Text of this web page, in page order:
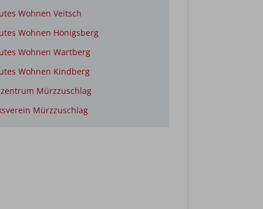
Wohnen Veitsch
Wohnen Hönigsberg
Wohnen Wartberg
Wohnen Kindberg
Mürzzuschlag
Mürzzuschlag